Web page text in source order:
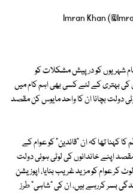
شہریوں کو درپیش مشکلات کو
بہتری کے لئے کسی بھی اہم کام میں
دولت بچانا ان کا واحد مایوس کن مقصد
کہنا تھا کہ ان "قائدین" کو عوام کے
اپنے خاندانوں کی لوٹی ہوئی دولت
کر عوام کو مزید غریب بنایا، اپوزیشن
بسر کررہے ہیں، ان کی "شاہی" طرز